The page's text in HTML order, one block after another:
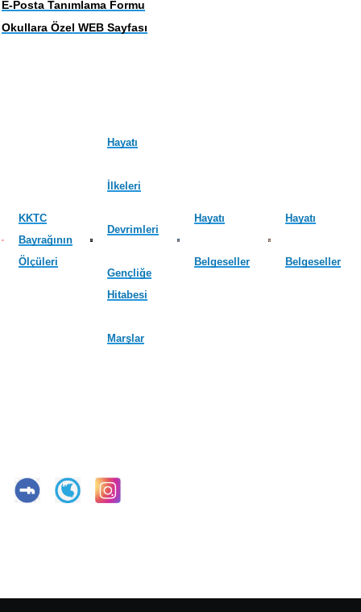
E-Posta Tanımlama Formu
Okullara Özel WEB Sayfası
KKTC
Bayrağının
Ölçüleri
Hayatı
İlkeleri
Devrimleri
Gençliğe
Hitabesi
Marşlar
Hayatı
Belgeseller
Hayatı
Belgeseller